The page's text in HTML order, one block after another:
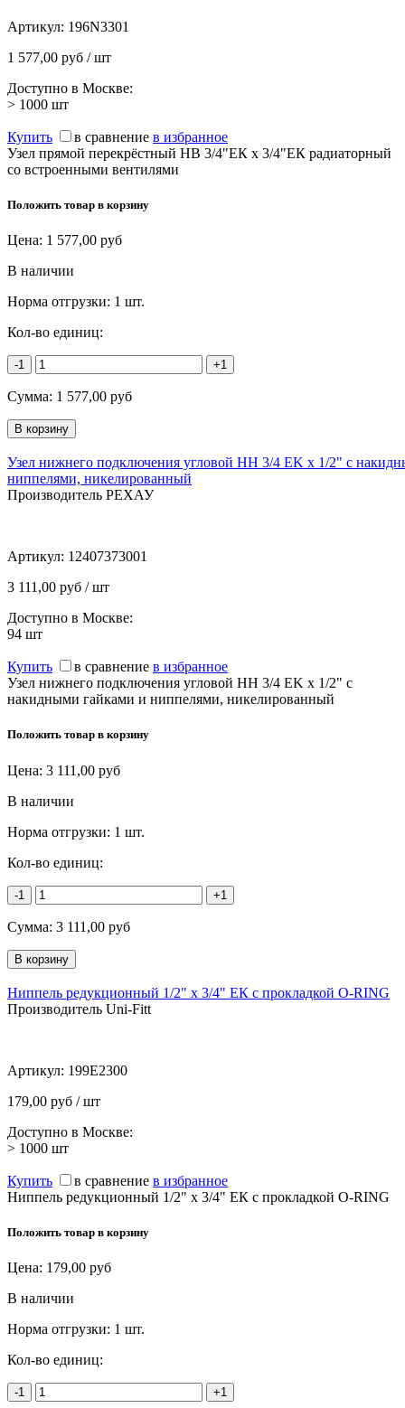
Артикул: 196N3301
1 577,00 руб / шт
Доступно в Москве:
> 1000 шт
Купить в сравнение в избранное
Узел прямой перекрёстный НВ 3/4"ЕК х 3/4"ЕК радиаторный
со встроенными вентилями
Положить товар в корзину
Цена: 1 577,00 руб
В наличии
Норма отгрузки: 1 шт.
Кол-во единиц:
-1 +1
Сумма: 1 577,00 руб
Узел нижнего подключения угловой НН 3/4 EK x 1/2" с
ниппелями, никелированный
Производитель РЕХАУ
Артикул: 12407373001
3 111,00 руб / шт
Доступно в Москве:
94 шт
Купить в сравнение в избранное
Узел нижнего подключения угловой НН 3/4 EK x 1/2" с
накидными гайками и ниппелями, никелированный
Положить товар в корзину
Цена: 3 111,00 руб
В наличии
Норма отгрузки: 1 шт.
Кол-во единиц:
-1 +1
Сумма: 3 111,00 руб
Ниппель редукционный 1/2" х 3/4" ЕК с прокладкой O-RING
Производитель Uni-Fitt
Артикул: 199E2300
179,00 руб / шт
Доступно в Москве:
> 1000 шт
Купить в сравнение в избранное
Ниппель редукционный 1/2" х 3/4" ЕК с прокладкой O-RING
Положить товар в корзину
Цена: 179,00 руб
В наличии
Норма отгрузки: 1 шт.
Кол-во единиц:
-1 +1